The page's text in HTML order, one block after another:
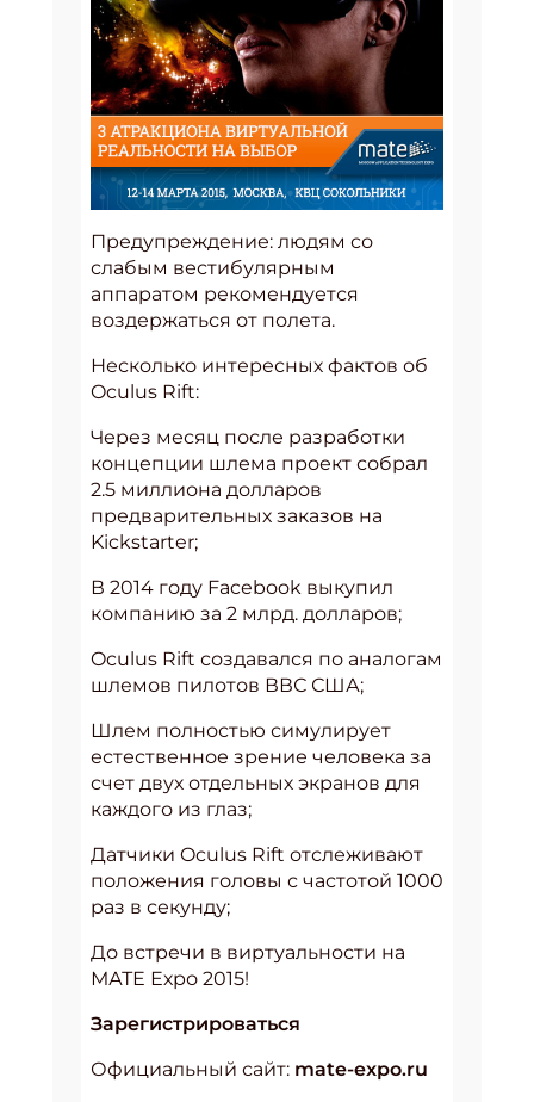
Предупреждение: людям со
слабым вестибулярным
аппаратом рекомендуется
воздержаться от полета.
Несколько интересных фактов об
Oculus Rift:
Через месяц после разработки
концепции шлема проект собрал
2.5 миллиона долларов
предварительных заказов на
Kickstarter;
В 2014 году Facebook выкупил
компанию за 2 млрд. долларов;
Oculus Rift создавался по аналогам
шлемов пилотов ВВС США;
Шлем полностью симулирует
естественное зрение человека за
счет двух отдельных экранов для
каждого из глаз;
Датчики Oculus Rift отслеживают
положения головы с частотой 1000
раз в секунду;
До встречи в виртуальности на
МАТЕ Ехро 2015!
Зарегистрироваться
Официальный сайт: mate-expo.ru